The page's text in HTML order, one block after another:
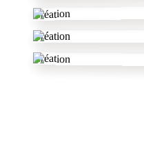
Création
Création
Création